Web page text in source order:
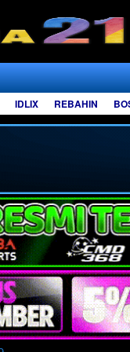
IDLIX REBAHIN